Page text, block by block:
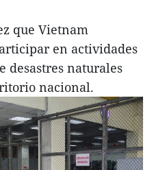
que Vietnam
en actividades
desastres naturales
nacional.